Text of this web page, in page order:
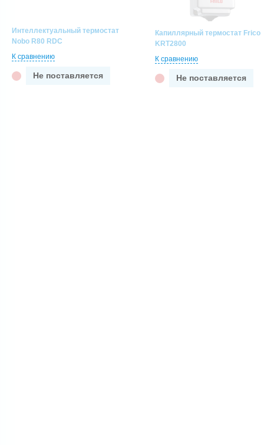
Интеллектуальный термостат
Nobo R80 RDC
К сравнению
Не поставляется
Капиллярный термостат Frico
KRT2800
К сравнению
Не поставляется